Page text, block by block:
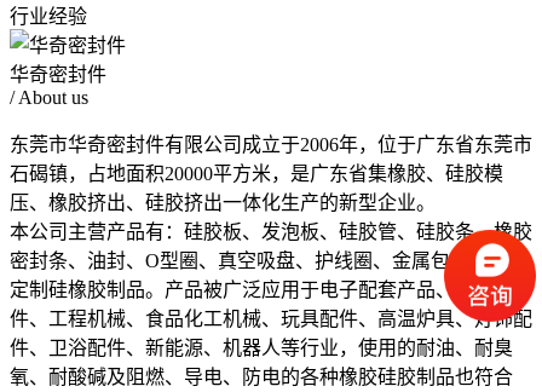
行业经验
华奇密封件
/ About us
东莞市华奇密封件有限公司成立于2006年，位于广东省东莞市
石碣镇，占地面积20000平方米，是广东省集橡胶、硅胶模
压、橡胶挤出、硅胶挤出一体化生产的新型企业。
本公司主营产品有：硅胶板、发泡板、硅胶管、硅胶条、橡胶
密封条、油封、O型圈、真空吸盘、护线圈、金属包胶等非标
定制硅橡胶制品。产品被广泛应用于电子配套产品、塑料配
件、工程机械、食品化工机械、玩具配件、高温炉具、灯饰配
件、卫浴配件、新能源、机器人等行业，使用的耐油、耐臭
氧、耐酸碱及阻燃、导电、防电的各种橡胶硅胶制品也符合